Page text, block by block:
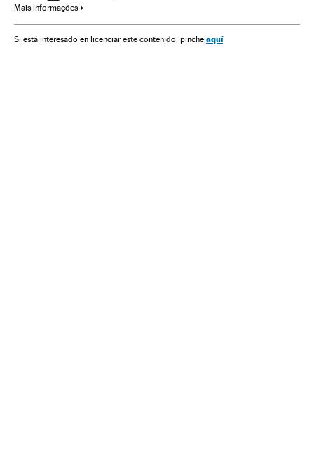
América
Mais informações
Si está interesado en licenciar este contenido, pinche aquí